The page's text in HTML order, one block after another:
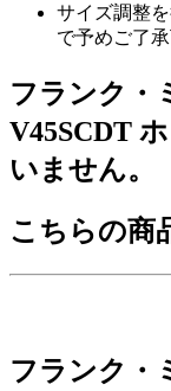
サイズ調整
で予めご了承
フランク・
V45SCDT
いません。
こちらの商
フランク・